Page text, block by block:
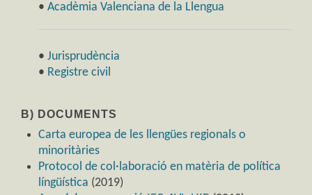
• Acadèmia Valenciana de la Llengua
• Jurisprudència
• Registre civil
B) DOCUMENTS
Carta europea de les llengües regionals o
minoritàries
Protocol de col·laboració en matèria de política
língüística (2019)